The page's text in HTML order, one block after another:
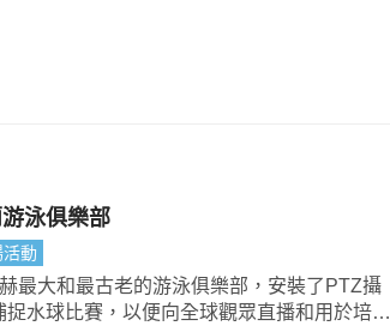
游泳俱樂部
動
最大和最古老的游泳俱樂部，安裝了PTZ攝
水球比賽，以便向全球觀眾直播和用於培訓